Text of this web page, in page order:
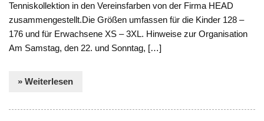
Tenniskollektion in den Vereinsfarben von der Firma HEAD
zusammengestellt.Die Größen umfassen für die Kinder 128 –
176 und für Erwachsene XS – 3XL. Hinweise zur Organisation
Am Samstag, den 22. und Sonntag, […]
» Weiterlesen